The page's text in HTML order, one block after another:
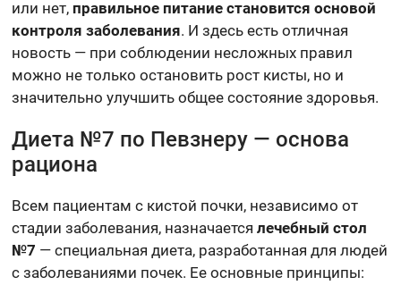
или нет, правильное питание становится основой
контроля заболевания. И здесь есть отличная
новость — при соблюдении несложных правил
можно не только остановить рост кисты, но и
значительно улучшить общее состояние здоровья.
Диета №7 по Певзнеру — основа
рациона
Всем пациентам с кистой почки, независимо от
стадии заболевания, назначаетсялечебный стол
№7 — специальная диета, разработанная для людей
с заболеваниями почек. Ее основные принципы: